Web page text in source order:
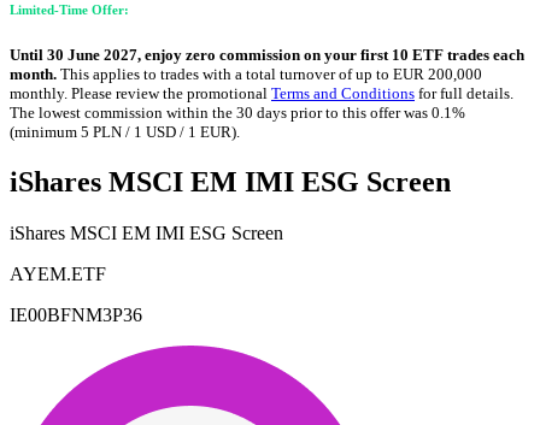
Limited-Time Offer:
Until 30 June 2027, enjoy zero commission on your first 10 ETF trades each
month. This applies to trades with a total turnover of up to EUR 200,000
monthly. Please review the promotional Terms and Conditions for full details.
The lowest commission within the 30 days prior to this offer was 0.1%
(minimum 5 PLN / 1 USD / 1 EUR).
iShares MSCI EM IMI ESG Screen
iShares MSCI EM IMI ESG Screen
AYEM.ETF
IE00BFNM3P36